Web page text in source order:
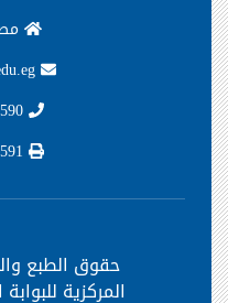
حقوق الطبع
المركزية